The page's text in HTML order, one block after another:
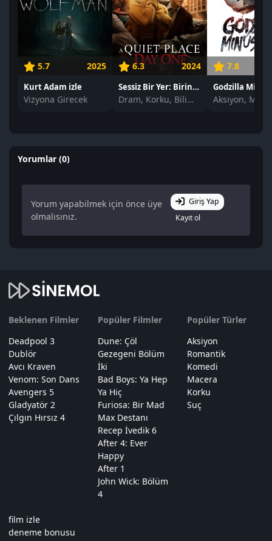
5.7 2025
Kurt Adam izle
Vizyona Girecek
6.3 2024
Sessiz Bir Yer: Birinci Gün izle
Dram, Korku, Bilim Kurgu
7.8
Yorumlar (0)
Yorum yapabilmek için önce üye
olmalısınız.
Giriş Yap
Kayıt ol
Beklenen Filmler
Deadpool 3
Dublör
Avcı Kraven
Venom: Son Dans
Avengers 5
Gladyatör 2
Çılgın Hırsız 4
Popüler Filmler
Dune: Çöl
Gezegeni Bölüm
İki
Bad Boys: Ya Hep
Ya Hiç
Furiosa: Bir Mad
Max Destanı
Recep İvedik 6
After 4: Ever
Happy
After 1
John Wick: Bölüm
4
Popüler Türler
Aksiyon
Romantik
Komedi
Macera
Korku
Suç
film izle
deneme bonusu